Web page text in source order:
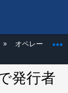
たむ
オペレーティン
発行者